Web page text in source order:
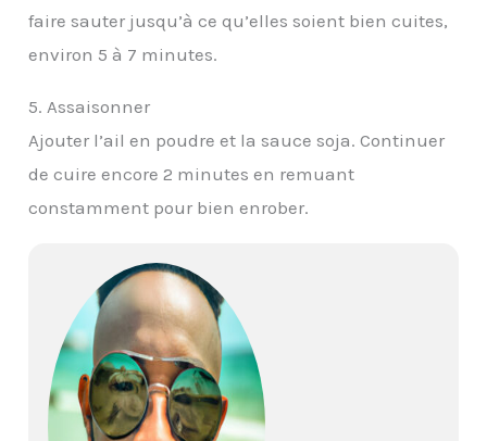
faire sauter jusqu’à ce qu’elles soient bien cuites,
environ 5 à 7 minutes.
5. Assaisonner
Ajouter l’ail en poudre et la sauce soja. Continuer
de cuire encore 2 minutes en remuant
constamment pour bien enrober.